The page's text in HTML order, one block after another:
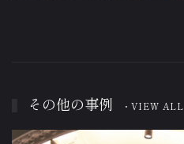
その他の事例 ・VIEW ALL